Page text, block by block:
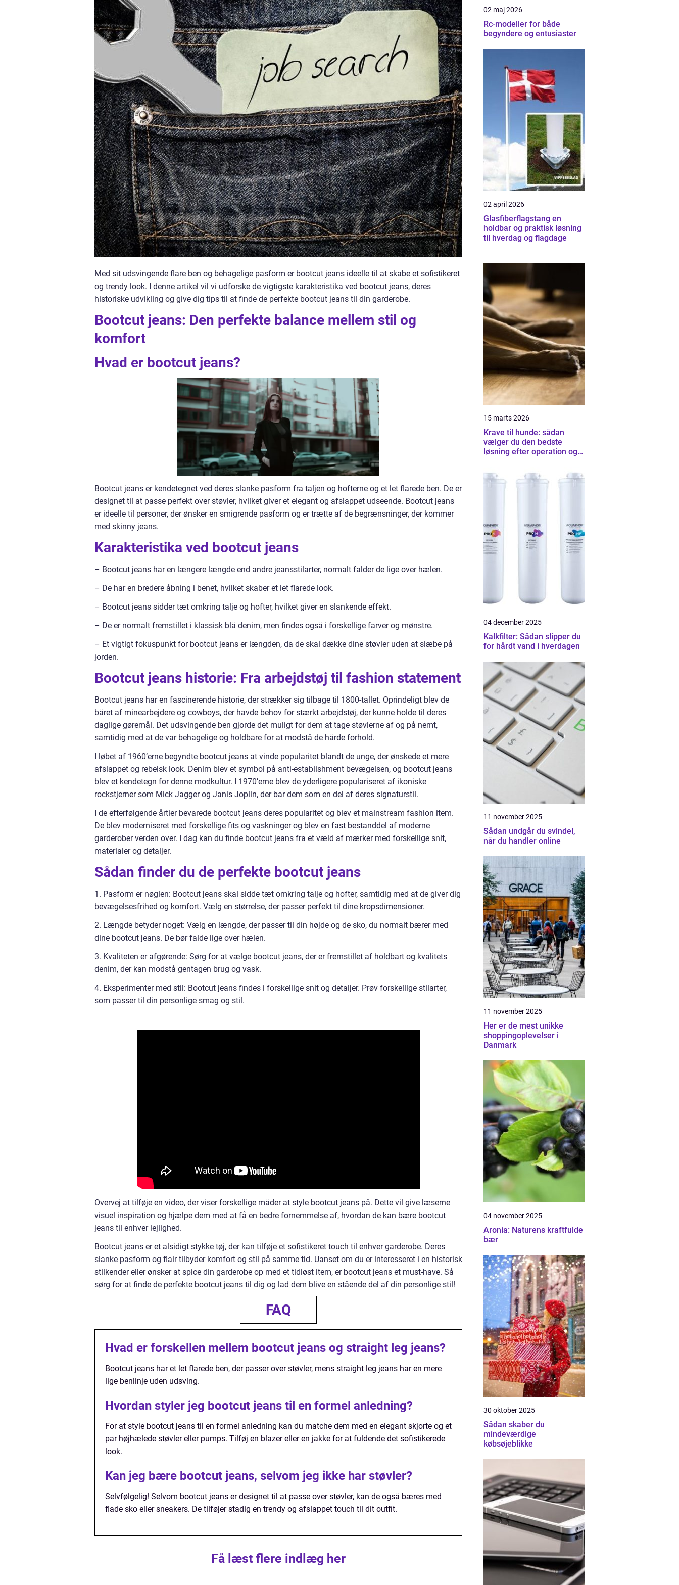
Med sit udsvingende flare ben og behagelige pasform er bootcut jeans ideelle til at skabe et sofistikeret
og trendy look. I denne artikel vil vi udforske de vigtigste karakteristika ved bootcut jeans, deres
historiske udvikling og give dig tips til at finde de perfekte bootcut jeans til din garderobe.
Bootcut jeans: Den perfekte balance mellem stil og
komfort
Hvad er bootcut jeans?
Bootcut jeans er kendetegnet ved deres slanke pasform fra taljen og hofterne og et let flarede ben. De er
designet til at passe perfekt over støvler, hvilket giver et elegant og afslappet udseende. Bootcut jeans
er ideelle til personer, der ønsker en smigrende pasform og er trætte af de begrænsninger, der kommer
med skinny jeans.
Karakteristika ved bootcut jeans
– Bootcut jeans har en længere længde end andre jeansstilarter, normalt falder de lige over hælen.
– De har en bredere åbning i benet, hvilket skaber et let flarede look.
– Bootcut jeans sidder tæt omkring talje og hofter, hvilket giver en slankende effekt.
– De er normalt fremstillet i klassisk blå denim, men findes også i forskellige farver og mønstre.
– Et vigtigt fokuspunkt for bootcut jeans er længden, da de skal dække dine støvler uden at slæbe på
jorden.
Bootcut jeans historie: Fra arbejdstøj til fashion statement
Bootcut jeans har en fascinerende historie, der strækker sig tilbage til 1800-tallet. Oprindeligt blev de
båret af minearbejdere og cowboys, der havde behov for stærkt arbejdstøj, der kunne holde til deres
daglige gøremål. Det udsvingende ben gjorde det muligt for dem at tage støvlerne af og på nemt,
samtidig med at de var behagelige og holdbare for at modstå de hårde forhold.
I løbet af 1960’erne begyndte bootcut jeans at vinde popularitet blandt de unge, der ønskede et mere
afslappet og rebelsk look. Denim blev et symbol på anti-establishment bevægelsen, og bootcut jeans
blev et kendetegn for denne modkultur. I 1970’erne blev de yderligere populariseret af ikoniske
rockstjerner som Mick Jagger og Janis Joplin, der bar dem som en del af deres signaturstil.
I de efterfølgende årtier bevarede bootcut jeans deres popularitet og blev et mainstream fashion item.
De blev moderniseret med forskellige fits og vaskninger og blev en fast bestanddel af moderne
garderober verden over. I dag kan du finde bootcut jeans fra et væld af mærker med forskellige snit,
materialer og detaljer.
Sådan finder du de perfekte bootcut jeans
1. Pasform er nøglen: Bootcut jeans skal sidde tæt omkring talje og hofter, samtidig med at de giver dig
bevægelsesfrihed og komfort. Vælg en størrelse, der passer perfekt til dine kropsdimensioner.
2. Længde betyder noget: Vælg en længde, der passer til din højde og de sko, du normalt bærer med
dine bootcut jeans. De bør falde lige over hælen.
3. Kvaliteten er afgørende: Sørg for at vælge bootcut jeans, der er fremstillet af holdbart og kvalitets
denim, der kan modstå gentagen brug og vask.
4. Eksperimenter med stil: Bootcut jeans findes i forskellige snit og detaljer. Prøv forskellige stilarter,
som passer til din personlige smag og stil.
Overvej at tilføje en video, der viser forskellige måder at style bootcut jeans på. Dette vil give læserne
visuel inspiration og hjælpe dem med at få en bedre fornemmelse af, hvordan de kan bære bootcut
jeans til enhver lejlighed.
Bootcut jeans er et alsidigt stykke tøj, der kan tilføje et sofistikeret touch til enhver garderobe. Deres
slanke pasform og flair tilbyder komfort og stil på samme tid. Uanset om du er interesseret i en historisk
stilkender eller ønsker at spice din garderobe op med et tidløst item, er bootcut jeans et must-have. Så
sørg for at finde de perfekte bootcut jeans til dig og lad dem blive en stående del af din personlige stil!
FAQ
Hvad er forskellen mellem bootcut jeans og straight leg jeans?
Bootcut jeans har et let flarede ben, der passer over støvler, mens straight leg jeans har en mere
lige benlinje uden udsving.
Hvordan styler jeg bootcut jeans til en formel anledning?
For at style bootcut jeans til en formel anledning kan du matche dem med en elegant skjorte og et
par højhælede støvler eller pumps. Tilføj en blazer eller en jakke for at fuldende det sofistikerede
look.
Kan jeg bære bootcut jeans, selvom jeg ikke har støvler?
Selvfølgelig! Selvom bootcut jeans er designet til at passe over støvler, kan de også bæres med
flade sko eller sneakers. De tilføjer stadig en trendy og afslappet touch til dit outfit.
Få læst flere indlæg her
02 maj 2026
Rc-modeller for både
begyndere og entusiaster
02 april 2026
Glasfiberflagstang en
holdbar og praktisk løsning
til hverdag og flagdage
15 marts 2026
Krave til hunde: sådan
vælger du den bedste
løsning efter operation og
04 december 2025
Kalkfilter: Sådan slipper du
for hårdt vand i hverdagen
11 november 2025
Sådan undgår du svindel,
når du handler online
11 november 2025
Her er de mest unikke
shoppingoplevelser i
Danmark
04 november 2025
Aronia: Naturens kraftfulde
bær
30 oktober 2025
Sådan skaber du
mindeværdige
købsøjeblikke